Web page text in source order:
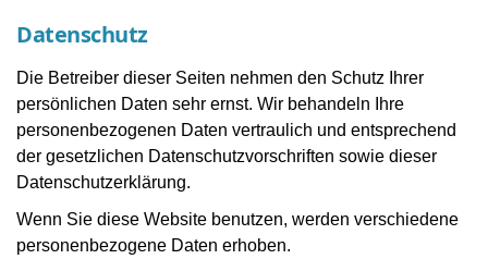
Datenschutz
Die Betreiber dieser Seiten nehmen den Schutz Ihrer
persönlichen Daten sehr ernst. Wir behandeln Ihre
personenbezogenen Daten vertraulich und entsprechend
der gesetzlichen Datenschutzvorschriften sowie dieser
Datenschutzerklärung.
Wenn Sie diese Website benutzen, werden verschiedene
personenbezogene Daten erhoben.